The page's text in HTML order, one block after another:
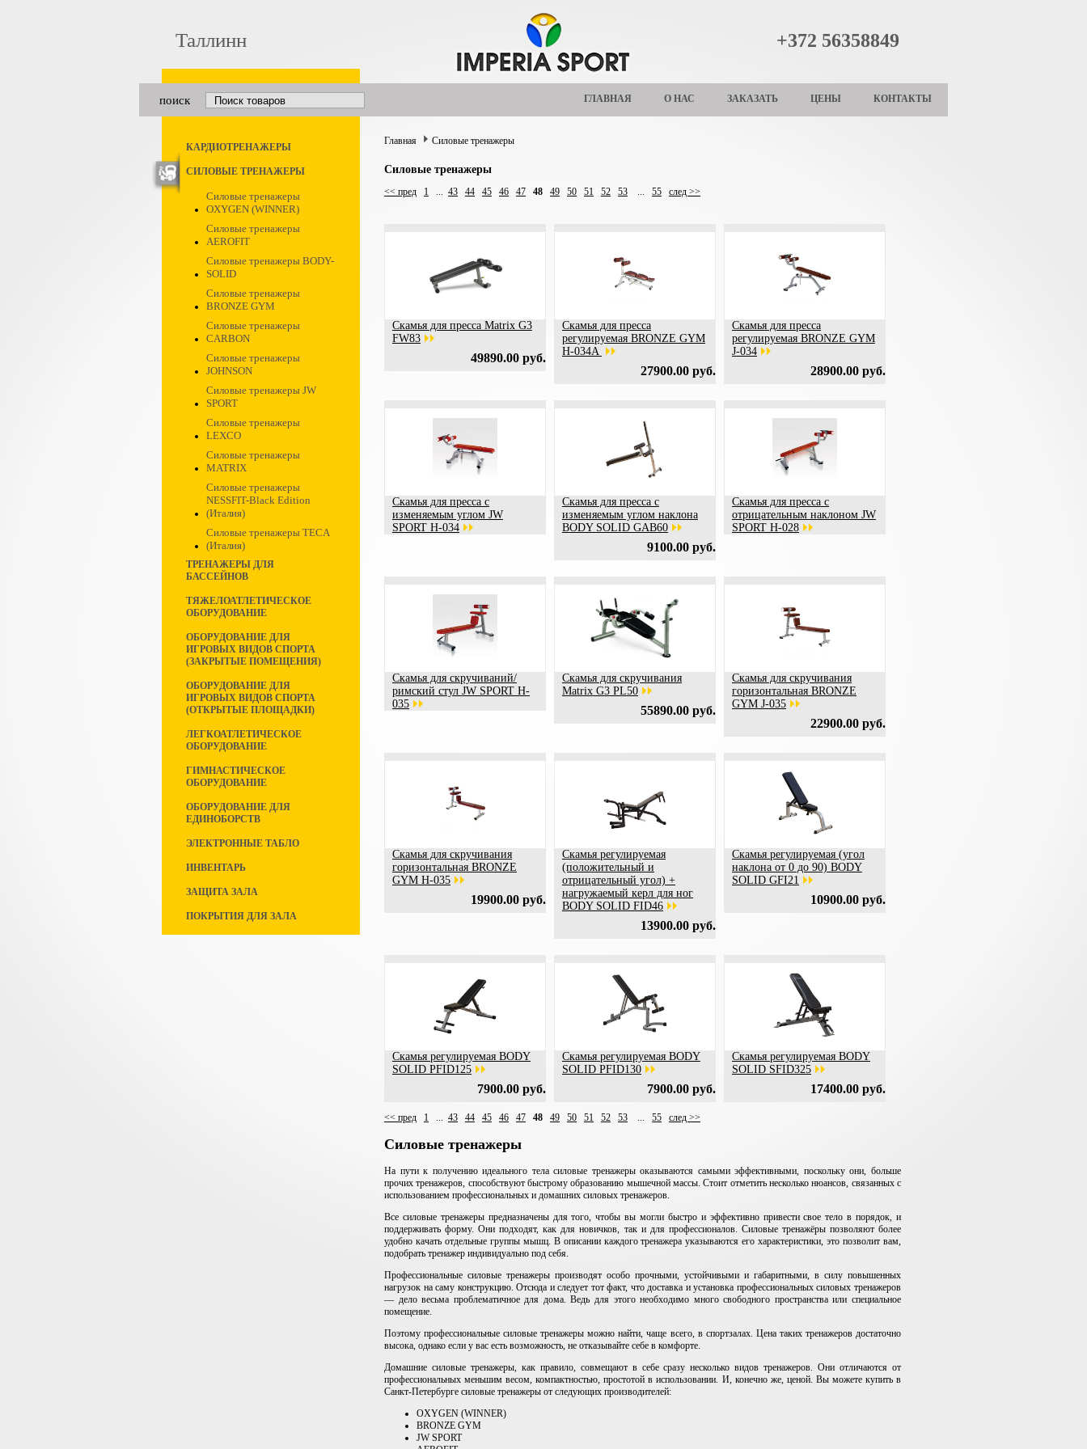
Таллинн +372 56358849
поиск ГЛАВНАЯ О НАС ЗАКАЗАТЬ ЦЕНЫ КОНТАКТЫ
КАРДИОТРЕНАЖЕРЫ
СИЛОВЫЕ ТРЕНАЖЕРЫ
Силовые тренажеры
OXYGEN (WINNER)
Силовые тренажеры
AEROFIT
Силовые тренажеры BODY-
SOLID
Силовые тренажеры
BRONZE GYM
Силовые тренажеры
CARBON
Силовые тренажеры
JOHNSON
Силовые тренажеры JW
SPORT
Силовые тренажеры
LEXCO
Силовые тренажеры
MATRIX
Силовые тренажеры
NESSFIT-Black Edition
(Италия)
Силовые тренажеры TECA
(Италия)
ТРЕНАЖЕРЫ ДЛЯ
БАССЕЙНОВ
ТЯЖЕЛОАТЛЕТИЧЕСКОЕ
ОБОРУДОВАНИЕ
ОБОРУДОВАНИЕ ДЛЯ
ИГРОВЫХ ВИДОВ СПОРТА
(ЗАКРЫТЫЕ ПОМЕЩЕНИЯ)
ОБОРУДОВАНИЕ ДЛЯ
ИГРОВЫХ ВИДОВ СПОРТА
(ОТКРЫТЫЕ ПЛОЩАДКИ)
ЛЕГКОАТЛЕТИЧЕСКОЕ
ОБОРУДОВАНИЕ
ГИМНАСТИЧЕСКОЕ
ОБОРУДОВАНИЕ
ОБОРУДОВАНИЕ ДЛЯ
ЕДИНОБОРСТВ
ЭЛЕКТРОННЫЕ ТАБЛО
ИНВЕНТАРЬ
ЗАЩИТА ЗАЛА
ПОКРЫТИЯ ДЛЯ ЗАЛА
Главная Силовые тренажеры
Силовые тренажеры
<< пред 1 ... 43 44 45 46 47 48 49 50 51 52 53 ... 55 след >>
Скамья для пресса Matrix G3
FW83
49890.00 руб.
Скамья для пресса
регулируемая BRONZE GYM
H-034A
27900.00 руб.
Скамья для пресса
регулируемая BRONZE GYM
J-034
28900.00 руб.
Скамья для пресса с
изменяемым углом JW
SPORT H-034
Скамья для пресса с
изменяемым углом наклона
BODY SOLID GAB60
9100.00 руб.
Скамья для пресса с
отрицательным наклоном JW
SPORT H-028
Скамья для скручиваний/
римский стул JW SPORT H-
035
Скамья для скручивания
Matrix G3 PL50
55890.00 руб.
Скамья для скручивания
горизонтальная BRONZE
GYM J-035
22900.00 руб.
Скамья для скручивания
горизонтальная BRONZE
GYM H-035
19900.00 руб.
Скамья регулируемая
(положительный и
отрицательный угол) +
нагружаемый керл для ног
BODY SOLID FID46
13900.00 руб.
Скамья регулируемая (угол
наклона от 0 до 90) BODY
SOLID GFI21
10900.00 руб.
Скамья регулируемая BODY
SOLID PFID125
7900.00 руб.
Скамья регулируемая BODY
SOLID PFID130
7900.00 руб.
Скамья регулируемая BODY
SOLID SFID325
17400.00 руб.
<< пред 1 ... 43 44 45 46 47 48 49 50 51 52 53 ... 55 след >>
Силовые тренажеры
На пути к получению идеального тела силовые тренажеры оказываются самыми эффективными, поскольку они, больше
прочих тренажеров, способствуют быстрому образованию мышечной массы. Стоит отметить несколько нюансов, связанных с
использованием профессиональных и домашних силовых тренажеров.
Все силовые тренажеры предназначены для того, чтобы вы могли быстро и эффективно привести свое тело в порядок, и
поддерживать форму. Они подходят, как для новичков, так и для профессионалов. Силовые тренажёры позволяют более
удобно качать отдельные группы мышц. В описании каждого тренажера указываются его характеристики, это позволит вам,
подобрать тренажер индивидуально под себя.
Профессиональные силовые тренажеры производят особо прочными, устойчивыми и габаритными, в силу повышенных
нагрузок на саму конструкцию. Отсюда и следует тот факт, что доставка и установка профессиональных силовых тренажеров
— дело весьма проблематичное для дома. Ведь для этого необходимо много свободного пространства или специальное
помещение.
Поэтому профессиональные силовые тренажеры можно найти, чаще всего, в спортзалах. Цена таких тренажеров достаточно
высока, однако если у вас есть возможность, не отказывайте себе в комфорте.
Домашние силовые тренажеры, как правило, совмещают в себе сразу несколько видов тренажеров. Они отличаются от
профессиональных меньшим весом, компактностью, простотой в использовании. И, конечно же, ценой. Вы можете купить в
Санкт-Петербурге силовые тренажеры от следующих производителей:
OXYGEN (WINNER)
BRONZE GYM
JW SPORT